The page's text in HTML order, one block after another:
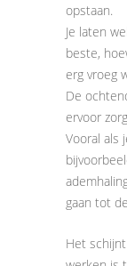
opstaan.
Je laten
beste,
erg vroeg
De
ervoor
Vooral als
gaan tot
Het